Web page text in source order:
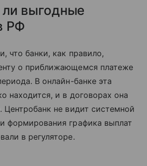
ли выгодные
РФ
что банки, как правило,
о приближающемся платеже
В онлайн-банке эта
находится, и в договорах она
Центробанк не видит системной
формирования графика выплат
в регуляторе.